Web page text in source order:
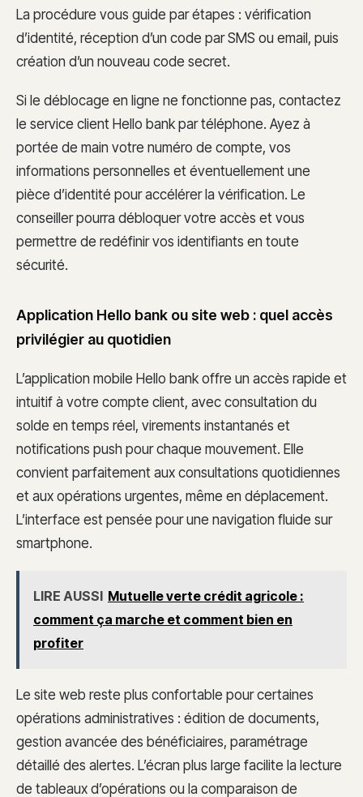
La procédure vous guide par étapes : vérification
d’identité, réception d’un code par SMS ou email, puis
création d’un nouveau code secret.
Si le déblocage en ligne ne fonctionne pas, contactez
le service client Hello bank par téléphone. Ayez à
portée de main votre numéro de compte, vos
informations personnelles et éventuellement une
pièce d’identité pour accélérer la vérification. Le
conseiller pourra débloquer votre accès et vous
permettre de redéfinir vos identifiants en toute
sécurité.
Application Hello bank ou site web : quel accès
privilégier au quotidien
L’application mobile Hello bank offre un accès rapide et
intuitif à votre compte client, avec consultation du
solde en temps réel, virements instantanés et
notifications push pour chaque mouvement. Elle
convient parfaitement aux consultations quotidiennes
et aux opérations urgentes, même en déplacement.
L’interface est pensée pour une navigation fluide sur
smartphone.
LIRE AUSSI Mutuelle verte crédit agricole :
comment ça marche et comment bien en
profiter
Le site web reste plus confortable pour certaines
opérations administratives : édition de documents,
gestion avancée des bénéficiaires, paramétrage
détaillé des alertes. L’écran plus large facilite la lecture
de tableaux d’opérations ou la comparaison de